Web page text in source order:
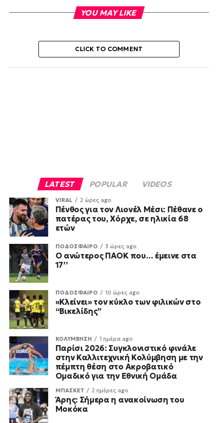
YOU MAY LIKE
CLICK TO COMMENT
LATEST POPULAR VIDEOS
VIRAL 2 ώρες ago
Πένθος για τον Λιονέλ Μέσι: Πέθανε ο
πατέρας του, Χόρχε, σε ηλικία 68
ετών
ΠΟΔΟΣΦΑΙΡΟ 3 ώρες ago
Ο ανώτερος ΠΑΟΚ που… έμεινε στα
17’’
ΠΟΔΟΣΦΑΙΡΟ 10 ώρες ago
«Κλείνει» τον κύκλο των φιλικών στο
“Βικελίδης”
ΚΟΛΥΜΒΗΣΗ 1 ημέρα ago
Παρίσι 2026: Συγκλονιστικό φινάλε
στην Καλλιτεχνική Κολύμβηση με την
πέμπτη θέση στο Ακροβατικό
Ομαδικό για την Εθνική Ομάδα
ΜΠΑΣΚΕΤ 2 ημέρες ago
Άρης: Σήμερα η ανακοίνωση του
Μοκόκα